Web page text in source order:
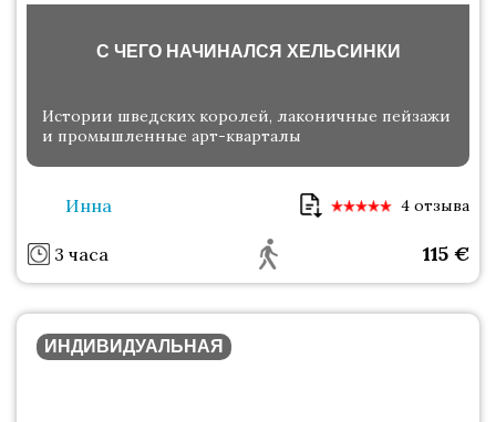
С ЧЕГО НАЧИНАЛСЯ ХЕЛЬСИНКИ
Истории шведских королей, лаконичные пейзажи
и промышленные арт-кварталы
Инна 4 отзыва
3 часа 115 €
ИНДИВИДУАЛЬНАЯ